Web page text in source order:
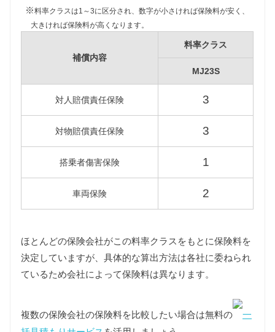
軽自動車の重量税は車両重量の大小にかかわらず同
じ課税クラスに該当するため3,300円となります。
車検代行料金、一般消耗品の交換費用などを含め車
自賠責
4代目AZ-ワゴンは軽自動車ですので、自賠責の金額
は10,570円となります。
燃料代
年間10,000km走行、レギュラー1Lあたり130円を前
とに燃料代を算出しています。
型式 燃料代
MJ23S 76,900円
※料率クラスは1～3に区分され、数字が小さければ保険料が安く、
大きければ保険料が高くなります。
補償内容
料率クラス
MJ23S
対人賠償責任保険 3
対物賠償責任保険 3
搭乗者傷害保険 1
車両保険 2
ほとんどの保険会社がこの料率クラスをもとに保険料を
決定していますが、具体的な算出方法は各社に委ねられ
ているため会社によって保険料は異なります。
複数の保険会社の保険料を比較したい場合は無料の
一